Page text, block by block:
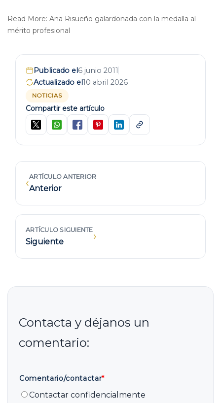
Read More: Ana Risueño galardonada con la medalla al
mérito profesional
Publicado el6 junio 2011
Actualizado el10 abril 2026
NOTICIAS
Compartir este artículo
‹ARTÍCULO ANTERIOR
Anterior
ARTÍCULO SIGUIENTE
Siguiente ›
Comentario/contactar*
Contactar confidencialmente